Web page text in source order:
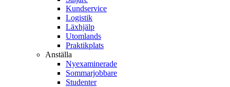
Kundservice
Logistik
Läxhjälp
Utomlands
Praktikplats
Anställa
Nyexaminerade
Sommarjobbare
Studenter